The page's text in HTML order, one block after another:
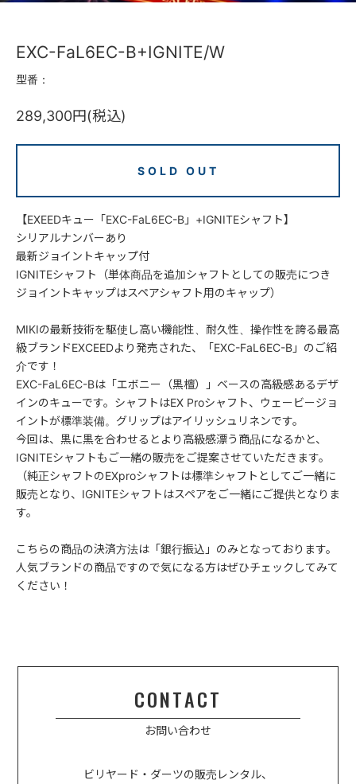
EXC-FaL6EC-B+IGNITE/W
型番：
289,300円(税込)
SOLD OUT
【EXEEDキュー「EXC-FaL6EC-B」+IGNITEシャフト】
シリアルナンバーあり
最新ジョイントキャップ付
IGNITEシャフト（単体商品を追加シャフトとしての販売につき
ジョイントキャップはスペアシャフト用のキャップ）
MIKIの最新技術を駆使し高い機能性、耐久性、操作性を誇る最高
級ブランドEXCEEDより発売された、「EXC-FaL6EC-B」のご紹
介です！
EXC-FaL6EC-Bは「エボニー（黒檀）」ベースの高級感あるデザ
インのキューです。シャフトはEX Proシャフト、ウェービージョ
イントが標準装備。グリップはアイリッシュリネンです。
今回は、黒に黒を合わせるとより高級感漂う商品になるかと、
IGNITEシャフトもご一緒の販売をご提案させていただきます。
（純正シャフトのEXproシャフトは標準シャフトとしてご一緒に
販売となり、IGNITEシャフトはスペアをご一緒にご提供となりま
す。
こちらの商品の決済方法は「銀行振込」のみとなっております。
人気ブランドの商品ですので気になる方はぜひチェックしてみて
ください！
CONTACT
お問い合わせ
ビリヤード・ダーツの販売レンタル、